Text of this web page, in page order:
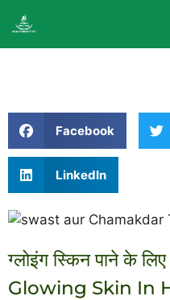
Facebook
LinkedIn
ग्लोइंग स्किन पाने के
Glowing Skin In